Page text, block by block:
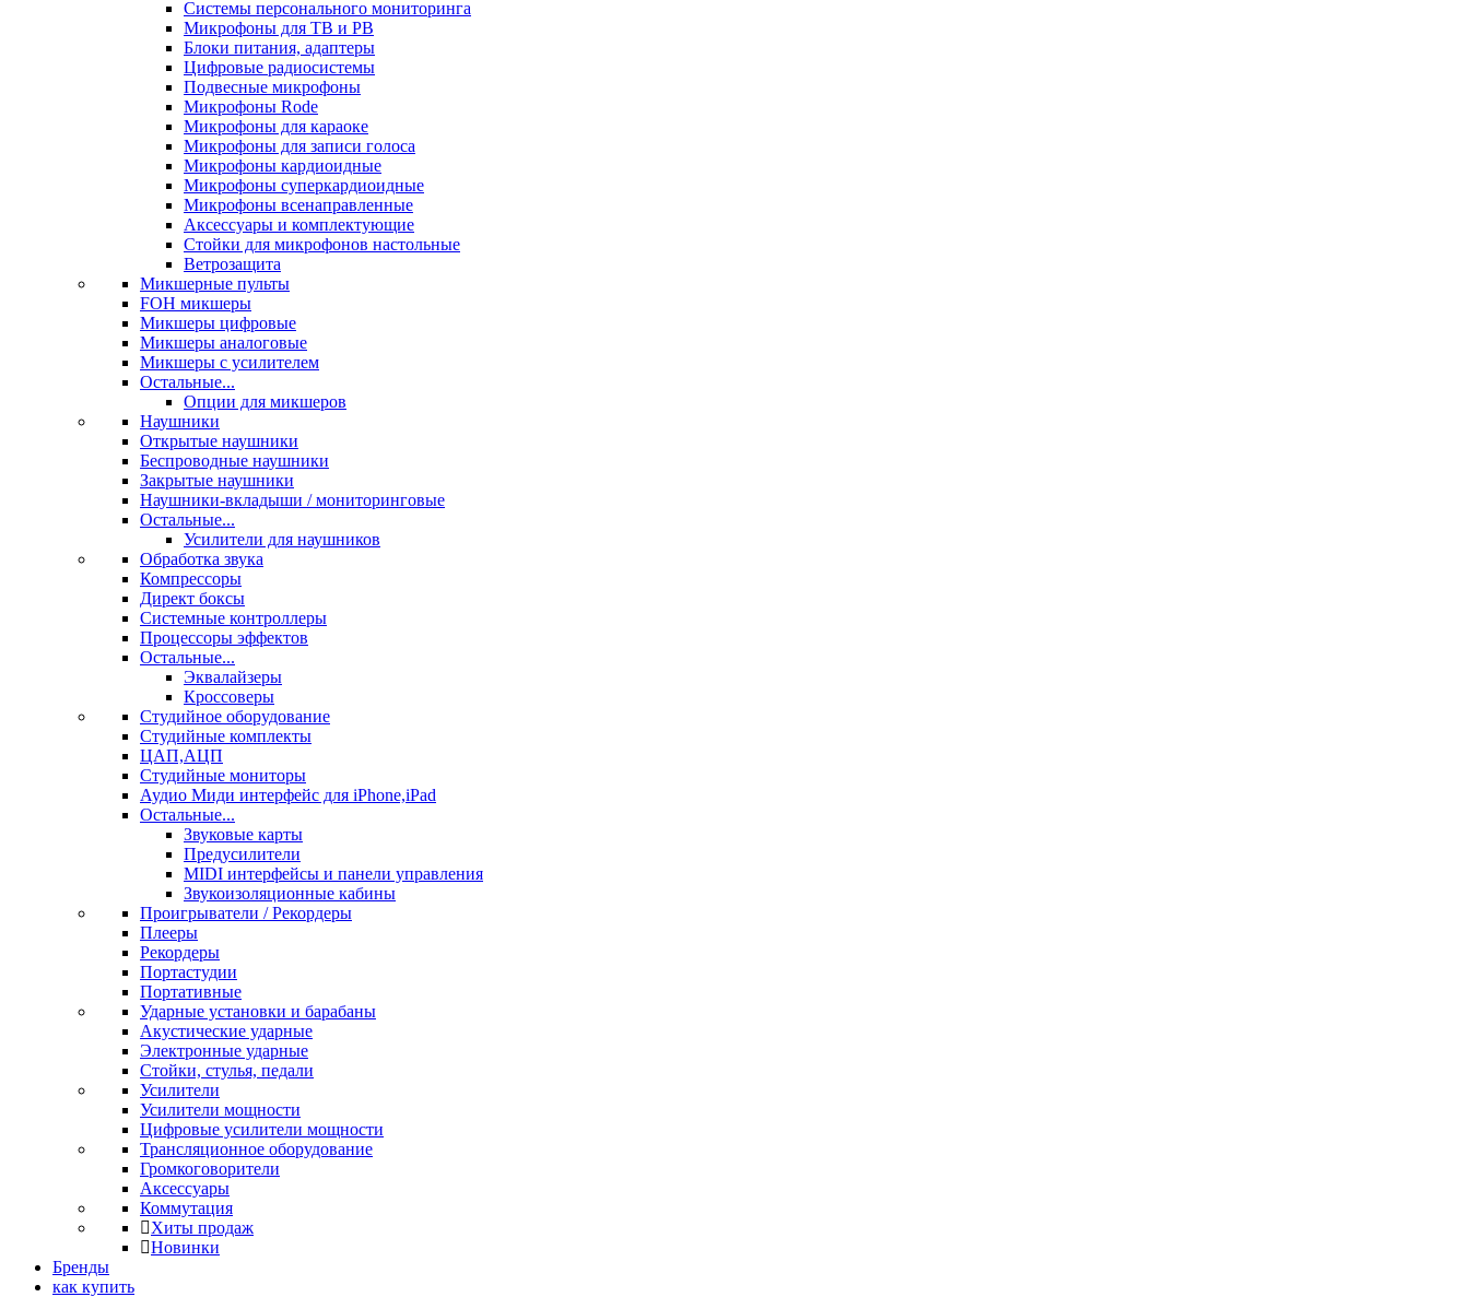
Системы персонального мониторинга
Микрофоны для ТВ и РВ
Блоки питания, адаптеры
Цифровые радиосистемы
Подвесные микрофоны
Микрофоны Rode
Микрофоны для караоке
Микрофоны для записи голоса
Микрофоны кардиоидные
Микрофоны суперкардиоидные
Микрофоны всенаправленные
Аксессуары и комплектующие
Стойки для микрофонов настольные
Ветрозащита
Микшерные пульты
FOH микшеры
Микшеры цифровые
Микшеры аналоговые
Микшеры с усилителем
Остальные...
Опции для микшеров
Наушники
Открытые наушники
Беспроводные наушники
Закрытые наушники
Наушники-вкладыши / мониторинговые
Остальные...
Усилители для наушников
Обработка звука
Компрессоры
Директ боксы
Системные контроллеры
Процессоры эффектов
Остальные...
Эквалайзеры
Кроссоверы
Студийное оборудование
Студийные комплекты
ЦАП,АЦП
Студийные мониторы
Аудио Миди интерфейс для iPhone,iPad
Остальные...
Звуковые карты
Предусилители
MIDI интерфейсы и панели управления
Звукоизоляционные кабины
Проигрыватели / Рекордеры
Плееры
Рекордеры
Портастудии
Портативные
Ударные установки и барабаны
Акустические ударные
Электронные ударные
Стойки, стулья, педали
Усилители
Усилители мощности
Цифровые усилители мощности
Трансляционное оборудование
Громкоговорители
Аксессуары
Коммутация
Хиты продаж
Новинки
Бренды
как купить